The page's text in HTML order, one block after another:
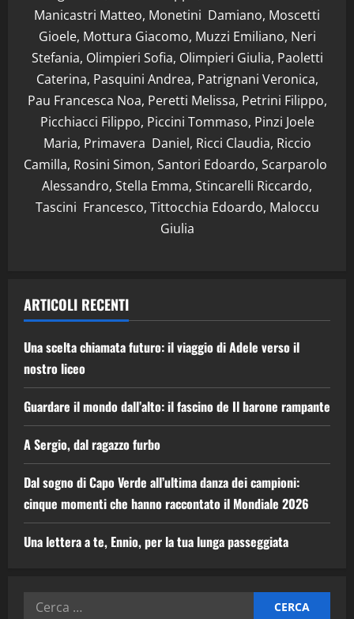
Manicastri Matteo, Monetini Damiano, Moscetti
Gioele, Mottura Giacomo, Muzzi Emiliano, Neri
Stefania, Olimpieri Sofia, Olimpieri Giulia, Paoletti
Caterina, Pasquini Andrea, Patrignani Veronica,
Pau Francesca Noa, Peretti Melissa, Petrini Filippo,
Picchiacci Filippo, Piccini Tommaso, Pinzi Joele
Maria, Primavera Daniel, Ricci Claudia, Riccio
Camilla, Rosini Simon, Santori Edoardo, Scarparolo
Alessandro, Stella Emma, Stincarelli Riccardo,
Tascini Francesco, Tittocchia Edoardo, Maloccu
Giulia
ARTICOLI RECENTI
Una scelta chiamata futuro: il viaggio di Adele verso il
nostro liceo
Guardare il mondo dall’alto: il fascino de Il barone rampante
A Sergio, dal ragazzo furbo
Dal sogno di Capo Verde all’ultima danza dei campioni:
cinque momenti che hanno raccontato il Mondiale 2026
Una lettera a te, Ennio, per la tua lunga passeggiata